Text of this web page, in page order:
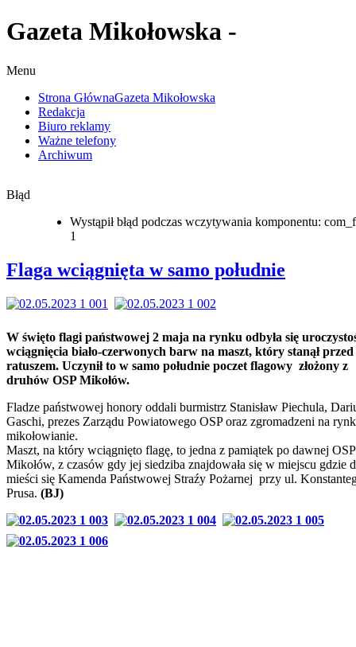
Gazeta Mikołowska -
Menu
Strona GłównaGazeta Mikołowska
Redakcja
Biuro reklamy
Ważne telefony
Archiwum
Błąd
Wystąpił błąd podczas wczytywania komponentu:
1
Flaga wciągnięta w samo południe
W święto flagi państwowej 2 maja na rynku odbyła się
wciągnięcia biało-czerwonych barw na maszt, który stanął przed
ratuszem. Uczynił to w samo południe poczet flagowy złożony z
druhów OSP Mikołów.
Fladze państwowej honory oddali burmistrz Stanisław Piechula,
Gaschi, prezes Zarządu Powiatowego OSP oraz zgromadzeni na
mikołowianie.
Maszt, na który wciągnięto flagę, to jedna z pamiątek po dawnej OSP
Mikołów, z czasów gdy jej siedziba znajdowała się w miejscu gdzie
mieści się Kamenda Państwowej Straźy Pożarnej przy ul.
Prusa. (BJ)